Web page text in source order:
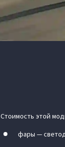
Стоимость этой
фары —